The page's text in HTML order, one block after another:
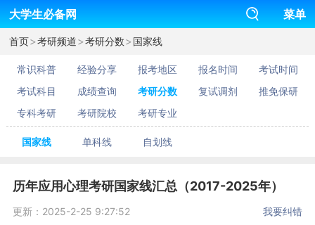
大学生必备网 菜单
首页>考研频道>考研分数>国家线
常识科普 经验分享 报考地区 报名时间
考试时间
考试科目
成绩查询 考研分数 复试调剂
推免保研
专科考研
考研院校 考研专业
国家线 单科线 自划线
历年应用心理考研国家线汇总（2017-2025年）
更新：2025-2-25 9:27:52 我要纠错